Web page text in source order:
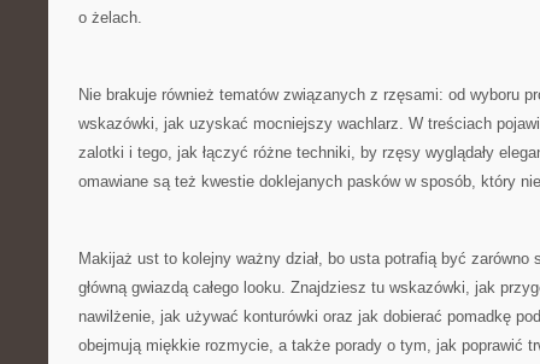
o żelach.
Nie brakuje również tematów związanych z rzęsami: od wyboru
wskazówki, jak uzyskać mocniejszy wachlarz. W treściach
zalotki i tego, jak łączyć różne techniki, by rzęsy wyglądały
omawiane są też kwestie doklejanych pasków w sposób, który
Makijaż ust to kolejny ważny dział, bo usta potrafią być zarówno
główną gwiazdą całego looku. Znajdziesz tu wskazówki, jak
nawilżenie, jak używać konturówki oraz jak dobierać pomadkę
obejmują miękkie rozmycie, a także porady o tym, jak poprawić